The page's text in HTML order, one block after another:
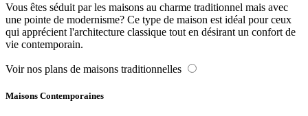
Vous êtes séduit par les maisons au charme traditionnel mais avec
une pointe de modernisme? Ce type de maison est idéal pour ceux
qui apprécient l'architecture classique tout en désirant un confort de
vie contemporain.
Voir nos plans de maisons traditionnelles
Maisons Contemporaines